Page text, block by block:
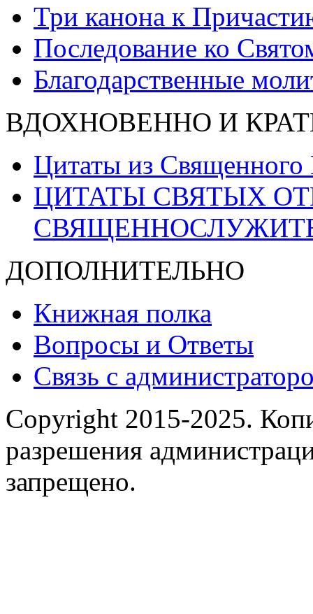
Три канона к
Последование ко
Благодарственные
ВДОХНОВЕННО И
Цитаты из Священного
ЦИТАТЫ СВЯТЫХ
ДОПОЛНИТЕЛЬНО
Книжная полка
Вопросы и Ответы
Связь с
Copyright 2015-2025.
разрешения
запрещено.